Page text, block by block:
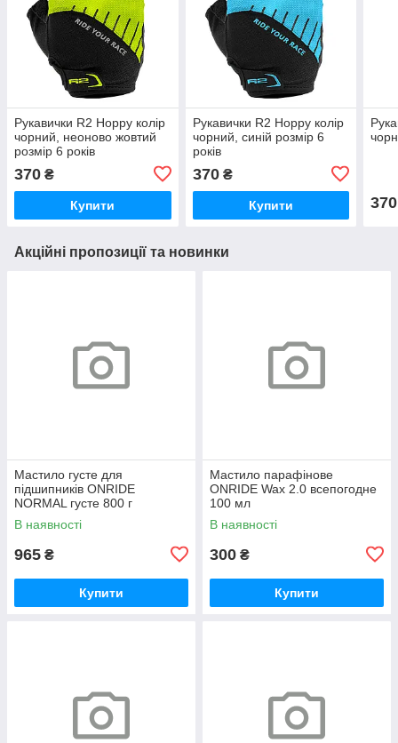
Рукавички R2 Hoppy колір
чорний, неоново жовтий
розмір 6 років
370 ₴
Купити
Рукавички R2 Hoppy колір
чорний, синій розмір 6
років
370₴
Купити 370
Акційні пропозиції та новинки
Мастило густе для
підшипників ONRIDE
NORMAL густе 800 г
(металева банка)
В наявності
965 ₴
Купити
Мастило парафінове
ONRIDE Wax 2.0 всепогодне
100 мл
В наявності
300 ₴
Купити